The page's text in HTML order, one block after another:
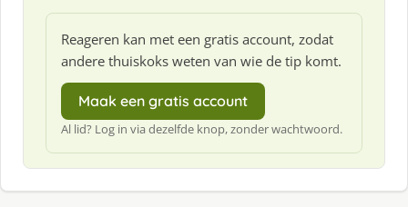
Reageren kan met een gratis account, zodat
andere thuiskoks weten van wie de tip komt.
Maak een gratis account
Al lid? Log in via dezelfde knop, zonder wachtwoord.